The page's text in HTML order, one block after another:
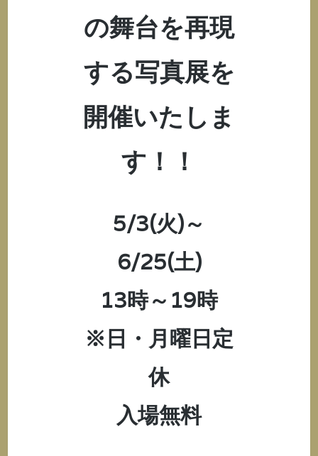
の舞台を再現
する写真展を
開催いたしま
す！！
5/3(火)～
6/25(土)
13時～19時
※日・月曜日定
休
入場無料